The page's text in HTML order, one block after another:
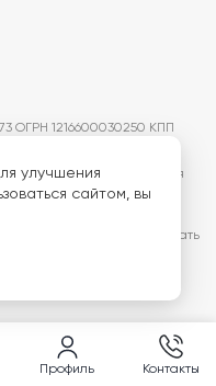
ОГРН 1216600030250 КПП
офертой. Изображения
Поставщик оставляет за
товаров без
если это не влияет на
cookie, чтобы делать
с
конфиденциальности.
Профиль Контакты
улучшения
сайтом, вы